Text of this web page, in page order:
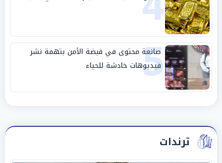
5
صانعة محتوى في قبضة الأمن بتهمة نشر
فيديوهات خادشة للحياء
ترندات